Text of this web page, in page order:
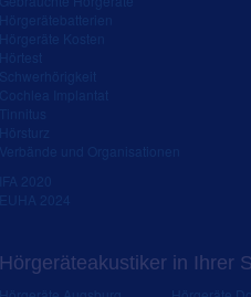
Hörgeräteakustiker in Ihrer